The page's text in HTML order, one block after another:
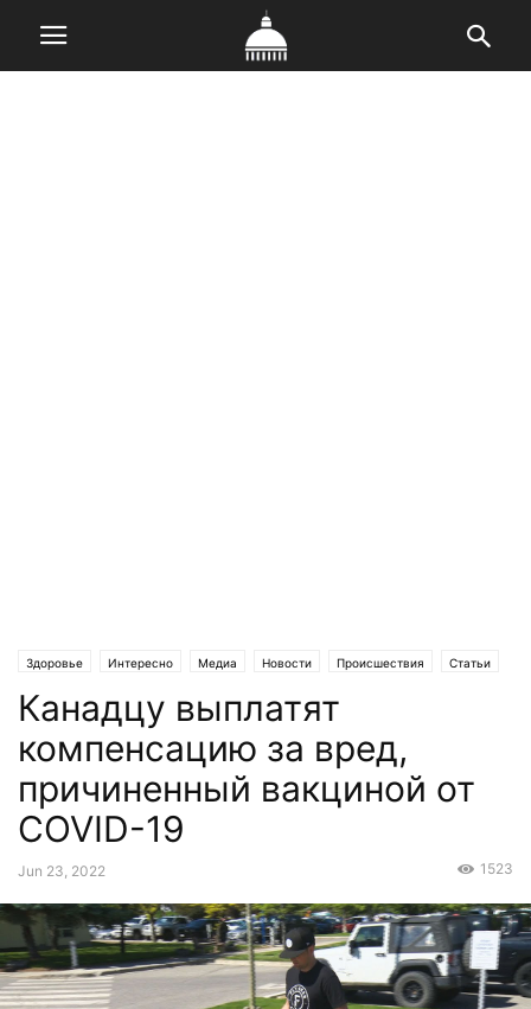
Здоровье Интересно Медиа Новости Происшествия Статьи
Эксклюзив
Канадцу выплатят
компенсацию за вред,
причиненный вакциной от
COVID-19
Jun 23, 2022 1523